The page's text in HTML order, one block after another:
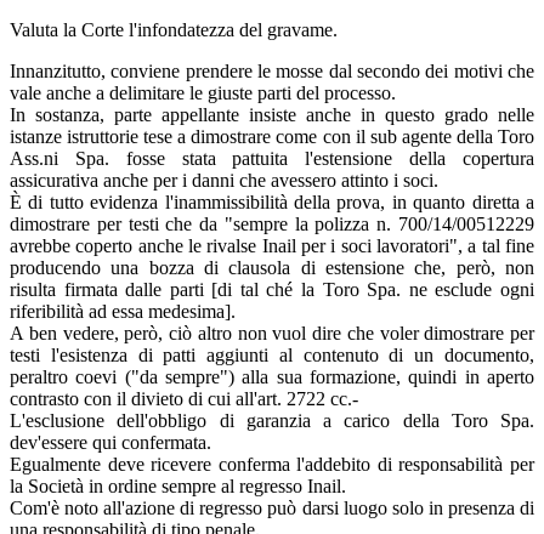
Valuta la Corte l'infondatezza del gravame.
Innanzitutto, conviene prendere le mosse dal secondo dei motivi che
vale anche a delimitare le giuste parti del processo.
In sostanza, parte appellante insiste anche in questo grado nelle
istanze istruttorie tese a dimostrare come con il sub agente della Toro
Ass.ni Spa. fosse stata pattuita l'estensione della copertura
assicurativa anche per i danni che avessero attinto i soci.
È di tutto evidenza l'inammissibilità della prova, in quanto diretta a
dimostrare per testi che da "sempre la polizza n. 700/14/00512229
avrebbe coperto anche le rivalse Inail per i soci lavoratori", a tal fine
producendo una bozza di clausola di estensione che, però, non
risulta firmata dalle parti [di tal ché la Toro Spa. ne esclude ogni
riferibilità ad essa medesima].
A ben vedere, però, ciò altro non vuol dire che voler dimostrare per
testi l'esistenza di patti aggiunti al contenuto di un documento,
peraltro coevi ("da sempre") alla sua formazione, quindi in aperto
contrasto con il divieto di cui all'art. 2722 cc.-
L'esclusione dell'obbligo di garanzia a carico della Toro Spa.
dev'essere qui confermata.
Egualmente deve ricevere conferma l'addebito di responsabilità per
la Società in ordine sempre al regresso Inail.
Com'è noto all'azione di regresso può darsi luogo solo in presenza di
una responsabilità di tipo penale.